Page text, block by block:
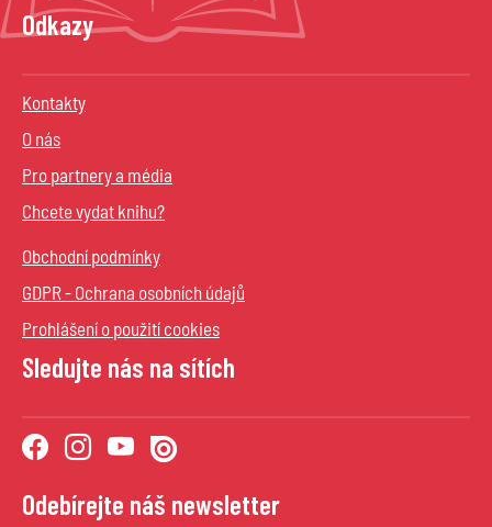
Odkazy
Kontakty
O nás
Pro partnery a média
Chcete vydat knihu?
Obchodní podmínky
GDPR - Ochrana osobních údajů
Prohlášení o použití cookies
Sledujte nás na sítích
Odebírejte náš newsletter